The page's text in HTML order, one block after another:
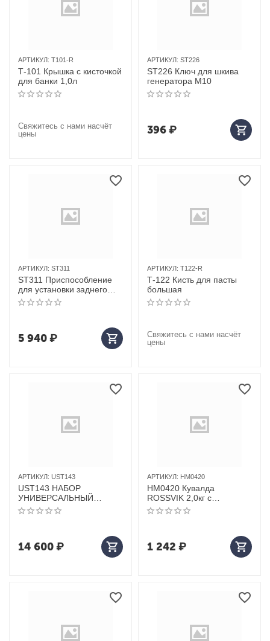
АРТИКУЛ: T101-R
Т-101 Крышка с кисточкой
для банки 1,0л
Свяжитесь с нами насчёт
цены
АРТИКУЛ: ST226
ST226 Ключ для шкива
генератора M10
396₽
АРТИКУЛ: ST311
ST311 Приспособление
для установки заднего
сальника коленвала для
ISUZU (4JB1/4JG2,
5 940₽
АРТИКУЛ: T122-R
Т-122 Кисть для пасты
большая
Свяжитесь с нами насчёт
цены
АРТИКУЛ: UST143
UST143 НАБОР
УНИВЕРСАЛЬНЫЙ
ROSSVIK 143ПР
14 600₽
АРТИКУЛ: HM0420
HM0420 Кувалда
ROSSVIK 2,0кг с
фибергассовой рукояткой
1 242 ₽